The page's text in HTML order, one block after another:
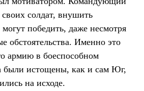
солдат, внушить
победить, даже несмотря
обстоятельства. Именно это
армию в боеспособном
были истощены, как и сам Юг,
на исходе.